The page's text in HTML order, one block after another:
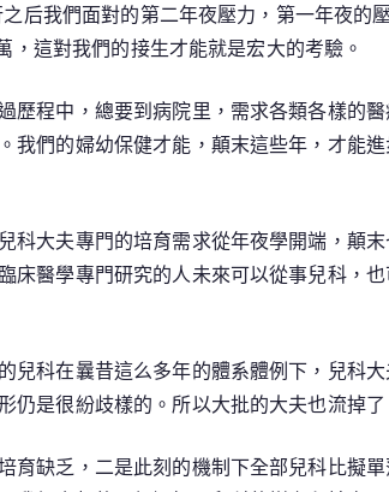
后我們面對的第二年夜壓力，第一年夜的
這對我們的接生才能就是宏大的考驗。
歷程中，總要到病院里，需求各類各樣的
我們的婦幼保健才能，顛末這些年，才能
科大夫專門的培育需求從年夜學開端，顛
床醫學專門研究的人未來可以從事兒科，
兒科在曩昔這么多年的體系體例下，兒科
仍是很紛歧樣的。所以大批的大夫也流掉
育缺乏，二是此刻的機制下全部兒科比擬